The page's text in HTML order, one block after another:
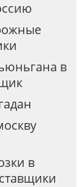
в
в